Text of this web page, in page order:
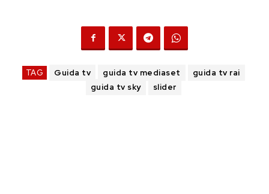
TAG Guida tv guida tv mediaset
guida tv rai
guida tv sky
slider